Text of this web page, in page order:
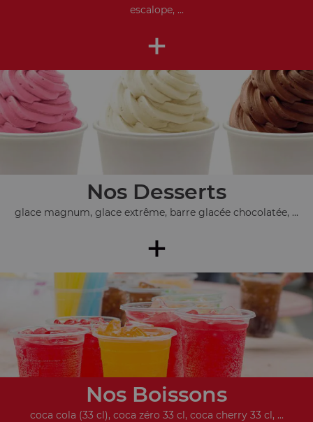
escalope, ...
+
Nos Desserts
glace magnum, glace extrême, barre glacée chocolatée, ...
+
Nos Boissons
coca cola (33 cl), coca zéro 33 cl, coca cherry 33 cl, ...